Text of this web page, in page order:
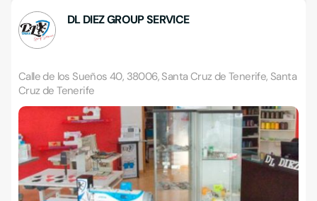
DL DIEZ GROUP SERVICE
Calle de los Sueños 40, 38006, Santa Cruz de Tenerife, Santa
Cruz de Tenerife